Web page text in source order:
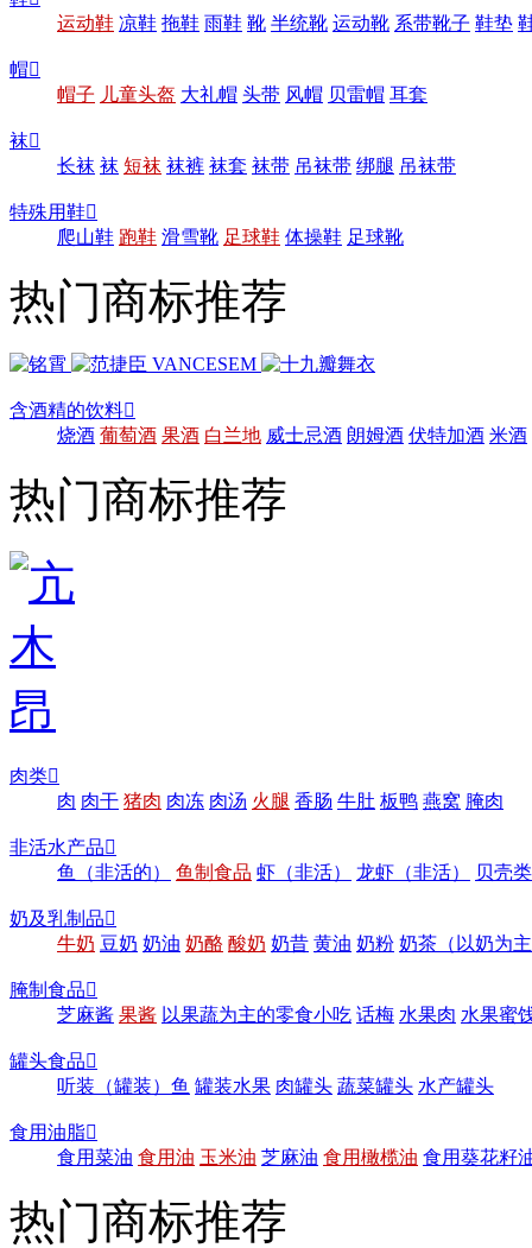
运动鞋 凉鞋 拖鞋 雨鞋 靴 半统靴 运动靴 系带靴子 鞋垫
帽
帽子 儿童头盔 大礼帽 头带 风帽 贝雷帽 耳套
袜
长袜 袜 短袜 袜裤 袜套 袜带 吊袜带 绑腿 吊袜带
特殊用鞋
爬山鞋 跑鞋 滑雪靴 足球鞋 体操鞋 足球靴
热门商标推荐
含酒精的饮料
烧酒 葡萄酒 果酒 白兰地 威士忌酒 朗姆酒 伏特加酒 米酒
热门商标推荐
肉类
肉 肉干 猪肉 肉冻 肉汤 火腿 香肠 牛肚 板鸭 燕窝 腌肉
非活水产品
鱼（非活的）
鱼制食品 虾（非活） 龙虾（非活） 贝壳
奶及乳制品
牛奶 豆奶 奶油 奶酪 酸奶 奶昔 黄油 奶粉 奶茶（以奶为
腌制食品
芝麻酱 果酱 以果蔬为主的零食小吃 话梅 水果肉 水果蜜
罐头食品
听装（罐装）鱼 罐装水果 肉罐头 蔬菜罐头 水产罐头
食用油脂
食用菜油 食用油 玉米油 芝麻油 食用橄榄油 食用葵花籽
热门商标推荐